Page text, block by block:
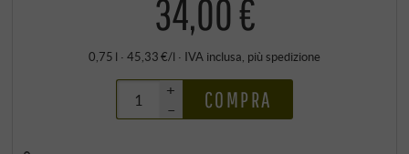
34,00 €
0,75 l · 45,33 €/l · IVA inclusa, più spedizione
+
–
COMPRA